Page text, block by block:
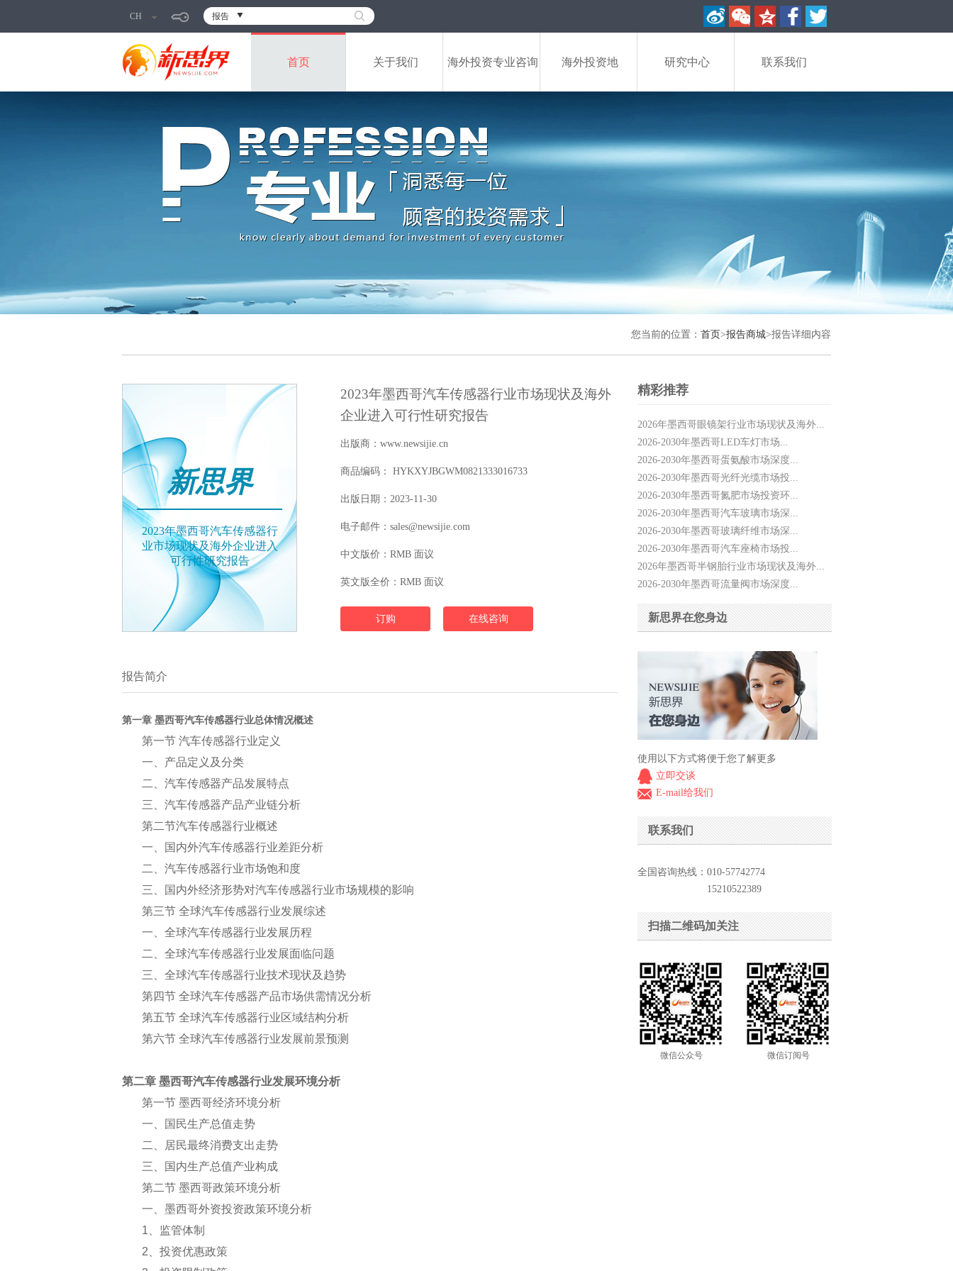
CH 报告
首页 关于我们 海外投资专业咨询 海外投资地 研究中心 联系我们
您当前的位置： 首页>报告商城>报告详细内容
新思界
2023年墨西哥汽车传感器行
业市场现状及海外企业进入
可行性研究报告
2023年墨西哥汽车传感器行业市场现状及海外
企业进入可行性研究报告
出版商：www.newsijie.cn
商品编码： HYKXYJBGWM0821333016733
出版日期：2023-11-30
电子邮件：sales@newsijie.com
中文版价：RMB 面议
英文版全价：RMB 面议
订购 在线咨询
报告简介
第一章 墨西哥汽车传感器行业总体情况概述
第一节 汽车传感器行业定义
一、产品定义及分类
二、汽车传感器产品发展特点
三、汽车传感器产品产业链分析
第二节汽车传感器行业概述
一、国内外汽车传感器行业差距分析
二、汽车传感器行业市场饱和度
三、国内外经济形势对汽车传感器行业市场规模的影响
第三节 全球汽车传感器行业发展综述
一、全球汽车传感器行业发展历程
二、全球汽车传感器行业发展面临问题
三、全球汽车传感器行业技术现状及趋势
第四节 全球汽车传感器产品市场供需情况分析
第五节 全球汽车传感器行业区域结构分析
第六节 全球汽车传感器行业发展前景预测
第二章 墨西哥汽车传感器行业发展环境分析
第一节 墨西哥经济环境分析
一、国民生产总值走势
二、居民最终消费支出走势
三、国内生产总值产业构成
第二节 墨西哥政策环境分析
一、墨西哥外资投资政策环境分析
1 、监管体制
2 、投资优惠政策
精彩推荐
2026年墨西哥眼镜架行业市场现状及海外...
2026-2030年墨西哥LED车灯市场...
2026-2030年墨西哥蛋氨酸市场深度...
2026-2030年墨西哥光纤光缆市场投...
2026-2030年墨西哥氮肥市场投资环...
2026-2030年墨西哥汽车玻璃市场深...
2026-2030年墨西哥玻璃纤维市场深...
2026-2030年墨西哥汽车座椅市场投...
2026年墨西哥半钢胎行业市场现状及海外...
2026-2030年墨西哥流量阀市场深度...
新思界在您身边
使用以下方式将便于您了解更多
立即交谈
E-mail给我们
联系我们
全国咨询热线：010-57742774
15210522389
扫描二维码加关注
微信公众号 微信订阅号